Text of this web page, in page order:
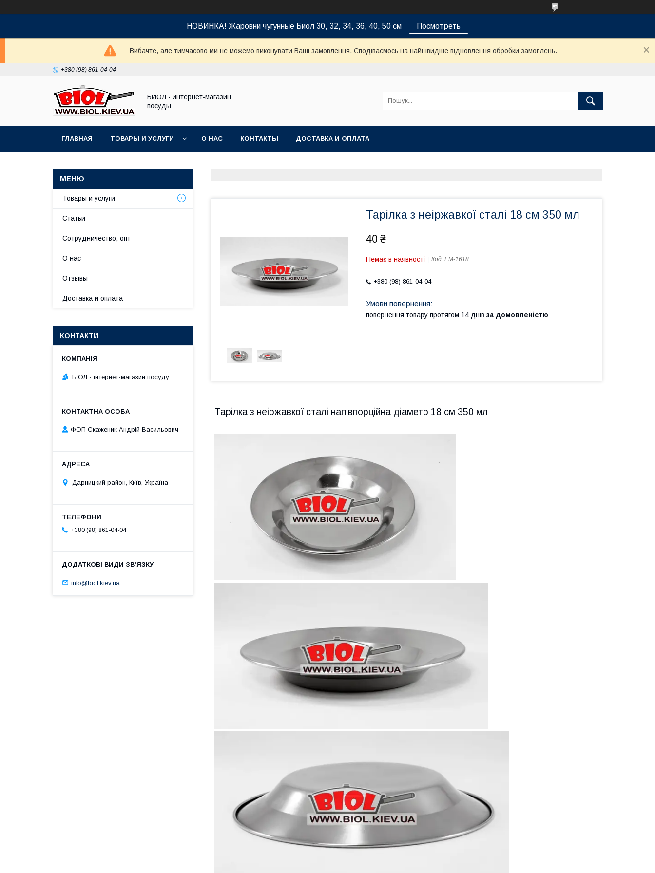
НОВИНКА! Жаровни чугунные Биол 30, 32, 34, 36, 40, 50 см Посмотреть
Вибачте, але тимчасово ми не можемо виконувати Ваші замовлення. Сподіваємось на найшвидше відновлення обробки замовлень.
+380 (98) 861-04-04
БИОЛ - интернет-магазин
посуды
ГЛАВНАЯ ТОВАРЫ И УСЛУГИ О НАС КОНТАКТЫ ДОСТАВКА И ОПЛАТА
Тарілка з неіржавкої сталі 18 см 350 мл
40 ₴
Немає в наявності Код: EM-1618
+380 (98) 861-04-04
повернення товару протягом 14 днів за домовленістю
Тарілка з неіржавкої сталі напівпорційна діаметр 18 см 350 мл
Товары и услуги
Статьи
Сотрудничество, опт
О нас
Отзывы
Доставка и оплата
КОНТАКТИ
БІОЛ - інтернет-магазин посуду
ФОП Скаженик Андрій Васильович
Дарницкий район, Київ, Україна
+380 (98) 861-04-04
info@biol.kiev.ua